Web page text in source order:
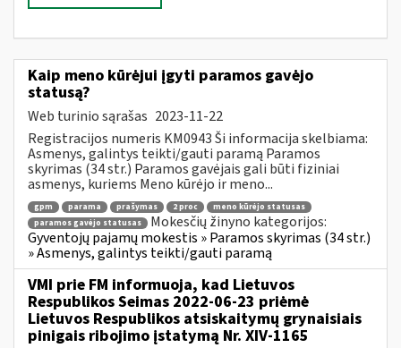
Kaip meno kūrėjui įgyti paramos gavėjo
statusą?
Web turinio sąrašas 2023-11-22
Registracijos numeris KM0943 Ši informacija skelbiama:
Asmenys, galintys teikti/gauti paramą Paramos
skyrimas (34 str.) Paramos gavėjais gali būti fiziniai
asmenys, kuriems Meno kūrėjo ir meno...
gpm parama prašymas 2 proc
meno kūrėjo statusas
paramos gavėjo statusas
Mokesčių žinyno kategorijos:
Gyventojų pajamų mokestis » Paramos skyrimas (34 str.)
» Asmenys, galintys teikti/gauti paramą
VMI prie FM informuoja, kad Lietuvos
Respublikos Seimas 2022-06-23 priėmė
Lietuvos Respublikos atsiskaitymų grynaisiais
pinigais ribojimo įstatymą Nr. XIV-1165